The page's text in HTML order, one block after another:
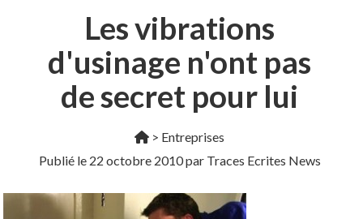
Les vibrations
d'usinage n'ont pas
de secret pour lui
> Entreprises
Publié le 22 octobre 2010par Traces Ecrites News